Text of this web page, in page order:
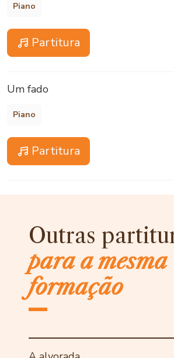
Piano
Partitura
Um fado
Piano
Partitura
Outras
para a mesma
formação